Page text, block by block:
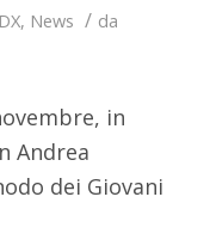
, News / da
in
Andrea
dei Giovani